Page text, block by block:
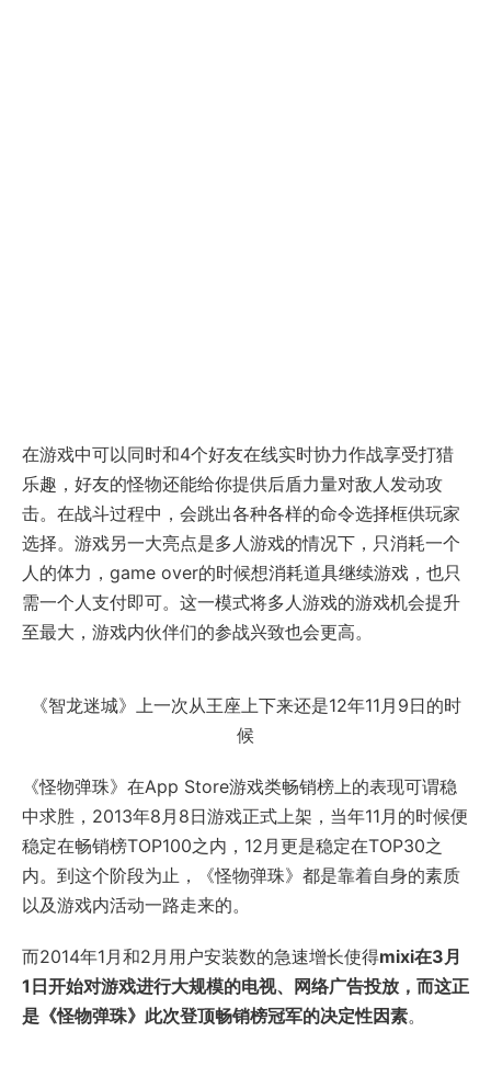
在游戏中可以同时和4个好友在线实时协力作战享受打猎
乐趣，好友的怪物还能给你提供后盾力量对敌人发动攻
击。在战斗过程中，会跳出各种各样的命令选择框供玩家
选择。游戏另一大亮点是多人游戏的情况下，只消耗一个
人的体力，game over的时候想消耗道具继续游戏，也只
需一个人支付即可。这一模式将多人游戏的游戏机会提升
至最大，游戏内伙伴们的参战兴致也会更高。
《智龙迷城》上一次从王座上下来还是12年11月9日的时
候
《怪物弹珠》在App Store游戏类畅销榜上的表现可谓稳
中求胜，2013年8月8日游戏正式上架，当年11月的时候便
稳定在畅销榜TOP100之内，12月更是稳定在TOP30之
内。到这个阶段为止，《怪物弹珠》都是靠着自身的素质
以及游戏内活动一路走来的。
而2014年1月和2月用户安装数的急速增长使得mixi在3月
1日开始对游戏进行大规模的电视、网络广告投放，而这正
是《怪物弹珠》此次登顶畅销榜冠军的决定性因素。